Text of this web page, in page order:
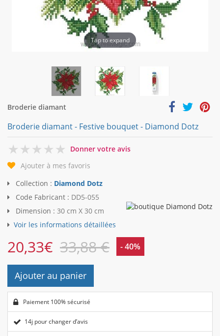
Tap to expand
Broderie diamant
Broderie diamant - Festive bouquet - Diamond Dotz
0
Donner votre avis
Ajouter à mes favoris
Collection : Diamond Dotz
Code Fabricant : DD5-055
Dimension : 30 cm X 30 cm
Voir les informations détaillées
20,33€ 33,88 € - 40%
Ajouter au panier
Paiement 100% sécurisé
14j pour changer d’avis